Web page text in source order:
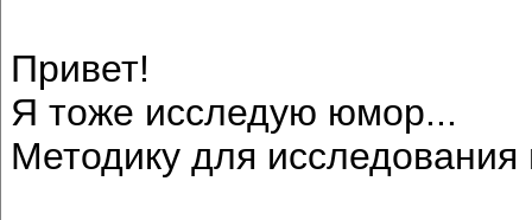
Привет!
Я тоже исследую юмор...
Методику для